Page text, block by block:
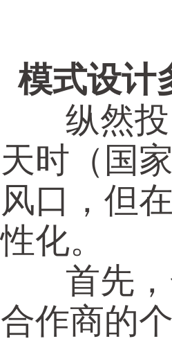
模式设计
纵然投
天时（国
风口，但
性化。
首先，
合作商的